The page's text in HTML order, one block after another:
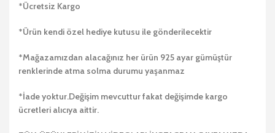
*Ücretsiz Kargo
*Ürün kendi özel hediye kutusu ile gönderilecektir
*Mağazamızdan alacağınız her ürün 925 ayar gümüştür
renklerinde atma solma durumu yaşanmaz
*İade yoktur.Değişim mevcuttur fakat değişimde kargo
ücretleri alıcıya aittir.